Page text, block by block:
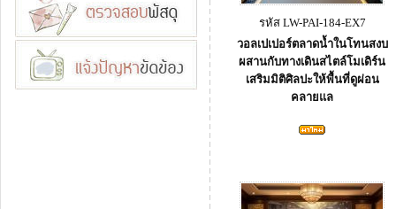
รหัส LW-PAI-184-EX7
วอลเปเปอร์ตลาดน้ำในโทนสงบ
ผสานกับทางเดินสไตล์โมเดิร์น
เสริมมิติศิลปะให้พื้นที่ดูผ่อน
คลายแล